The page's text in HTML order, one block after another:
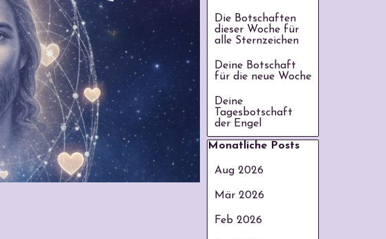
Die Botschaften
dieser Woche für
alle Sternzeichen
Deine Botschaft
für die neue Woche
Deine
Tagesbotschaft
der Engel
Block überspringen
Monatliche Posts
Aug 2026
Mär 2026
Feb 2026